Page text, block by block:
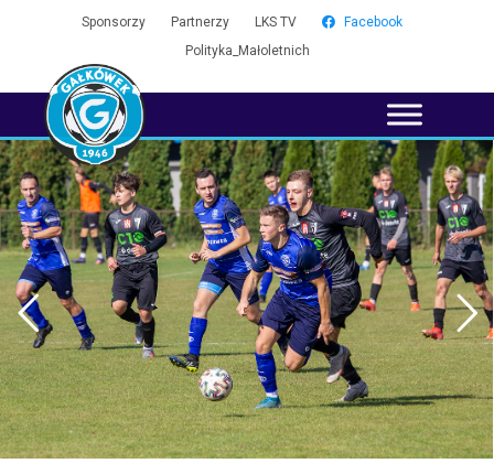
Sponsorzy Partnerzy LKS TV
Facebook
Polityka_Małoletnich